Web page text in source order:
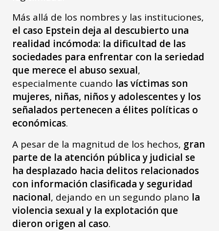
Más allá de los nombres y las instituciones,
el caso Epstein deja al descubierto una
realidad incómoda: la dificultad de las
sociedades para enfrentar con la seriedad
que merece el abuso sexual,
especialmente cuando las víctimas son
mujeres, niñas, niños y adolescentes y los
señalados pertenecen a élites políticas o
económicas.
A pesar de la magnitud de los hechos, gran
parte de la atención pública y judicial se
ha desplazado hacia delitos relacionados
con información clasificada y seguridad
nacional, dejando en un segundo plano la
violencia sexual y la explotación que
dieron origen al caso.